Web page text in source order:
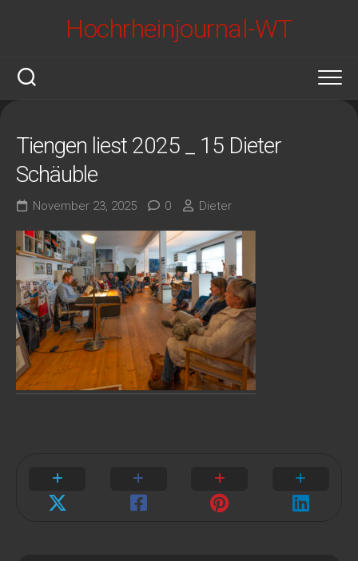
Hochrheinjournal-WT
Tiengen liest 2025 _ 15 Dieter
Schäuble
November 23, 2025 0 Dieter